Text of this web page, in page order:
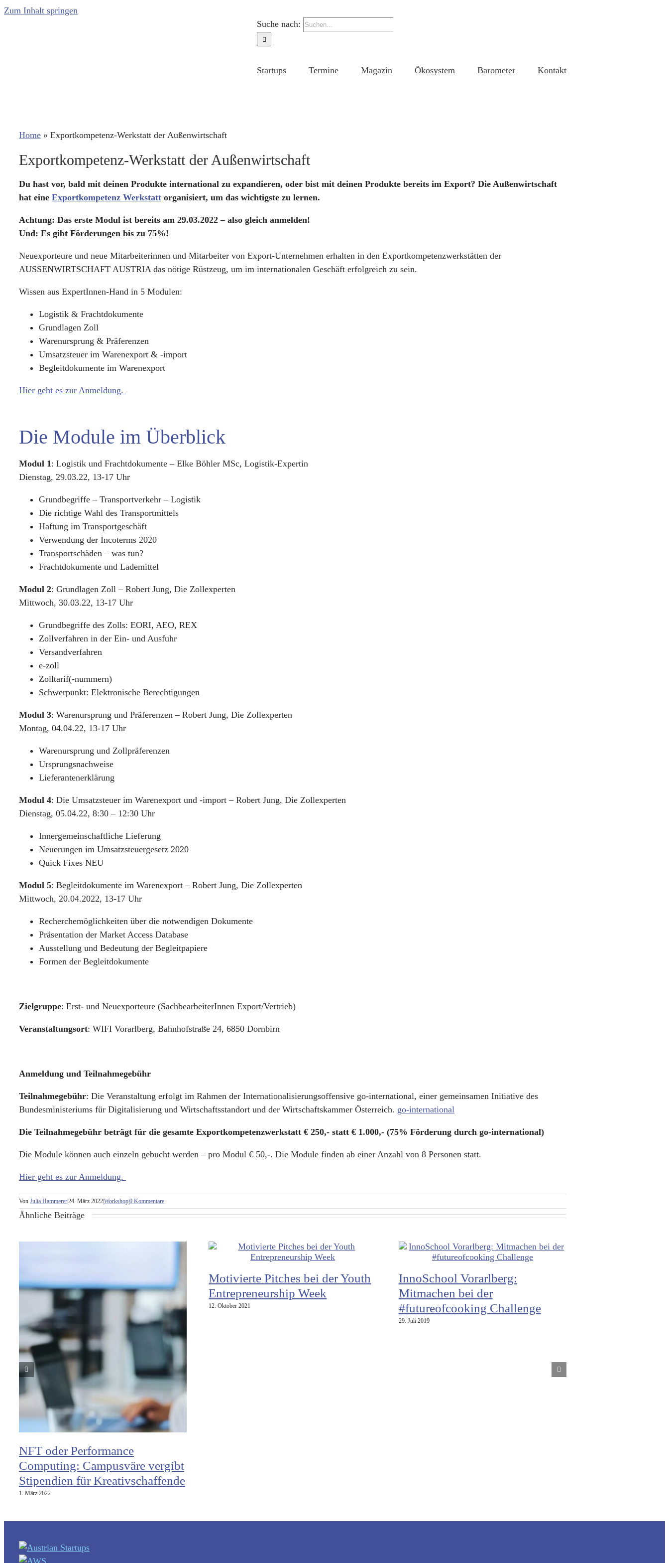
Zum Inhalt springen
Suche nach:
Startups Termine Magazin Ökosystem Barometer Kontakt
Home » Exportkompetenz-Werkstatt der Außenwirtschaft
Exportkompetenz-Werkstatt der Außenwirtschaft
Du hast vor, bald mit deinen Produkte international zu expandieren, oder bist mit deinen Produkte bereits im Export? Die Außenwirtschaft
hat eine Exportkompetenz Werkstatt organisiert, um das wichtigste zu lernen.
Achtung: Das erste Modul ist bereits am 29.03.2022 – also gleich anmelden!
Und: Es gibt Förderungen bis zu 75%!
Neuexporteure und neue Mitarbeiterinnen und Mitarbeiter von Export-Unternehmen erhalten in den Exportkompetenzwerkstätten der
AUSSENWIRTSCHAFT AUSTRIA das nötige Rüstzeug, um im internationalen Geschäft erfolgreich zu sein.
Wissen aus ExpertInnen-Hand in 5 Modulen:
Logistik & Frachtdokumente
Grundlagen Zoll
Warenursprung & Präferenzen
Umsatzsteuer im Warenexport & -import
Begleitdokumente im Warenexport
Hier geht es zur Anmeldung.
Die Module im Überblick
Modul 1: Logistik und Frachtdokumente – Elke Böhler MSc, Logistik-Expertin
Dienstag, 29.03.22, 13-17 Uhr
Grundbegriffe – Transportverkehr – Logistik
Die richtige Wahl des Transportmittels
Haftung im Transportgeschäft
Verwendung der Incoterms 2020
Transportschäden – was tun?
Frachtdokumente und Lademittel
Modul 2: Grundlagen Zoll – Robert Jung, Die Zollexperten
Mittwoch, 30.03.22, 13-17 Uhr
Grundbegriffe des Zolls: EORI, AEO, REX
Zollverfahren in der Ein- und Ausfuhr
Versandverfahren
e-zoll
Zolltarif(-nummern)
Schwerpunkt: Elektronische Berechtigungen
Modul 3: Warenursprung und Präferenzen – Robert Jung, Die Zollexperten
Montag, 04.04.22, 13-17 Uhr
Warenursprung und Zollpräferenzen
Ursprungsnachweise
Lieferantenerklärung
Modul 4: Die Umsatzsteuer im Warenexport und -import – Robert Jung, Die Zollexperten
Dienstag, 05.04.22, 8:30 – 12:30 Uhr
Innergemeinschaftliche Lieferung
Neuerungen im Umsatzsteuergesetz 2020
Quick Fixes NEU
Modul 5: Begleitdokumente im Warenexport – Robert Jung, Die Zollexperten
Mittwoch, 20.04.2022, 13-17 Uhr
Recherchemöglichkeiten über die notwendigen Dokumente
Präsentation der Market Access Database
Ausstellung und Bedeutung der Begleitpapiere
Formen der Begleitdokumente
Zielgruppe: Erst- und Neuexporteure (SachbearbeiterInnen Export/Vertrieb)
Veranstaltungsort: WIFI Vorarlberg, Bahnhofstraße 24, 6850 Dornbirn
Anmeldung und Teilnahmegebühr
Teilnahmegebühr: Die Veranstaltung erfolgt im Rahmen der Internationalisierungsoffensive go-international, einer gemeinsamen Initiative des
Bundesministeriums für Digitalisierung und Wirtschaftsstandort und der Wirtschaftskammer Österreich. go-international
Die Teilnahmegebühr beträgt für die gesamte Exportkompetenzwerkstatt € 250,- statt € 1.000,- (75% Förderung durch go-international)
Die Module können auch einzeln gebucht werden – pro Modul € 50,-. Die Module finden ab einer Anzahl von 8 Personen statt.
Hier geht es zur Anmeldung.
Von Julia Hammerer24. März 2022Workshop0 Kommentare
Ähnliche Beiträge
NFT oder Performance
Computing: Campusväre vergibt
Stipendien für Kreativschaffende
1. März 2022
Motivierte Pitches bei der Youth
Entrepreneurship Week
12. Oktober 2021
InnoSchool Vorarlberg:
Mitmachen bei der
#futureofcooking Challenge
29. Juli 2019